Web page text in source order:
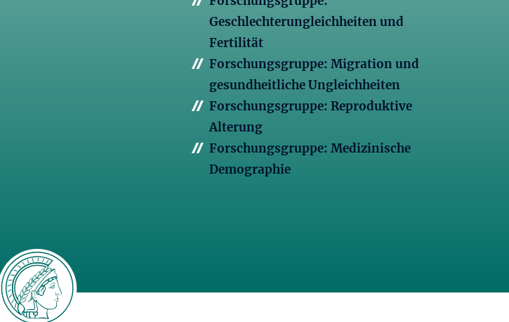
Geschlechterungleichheiten und
Fertilität
Forschungsgruppe: Migration und
gesundheitliche Ungleichheiten
Forschungsgruppe: Reproduktive
Alterung
Forschungsgruppe: Medizinische
Demographie